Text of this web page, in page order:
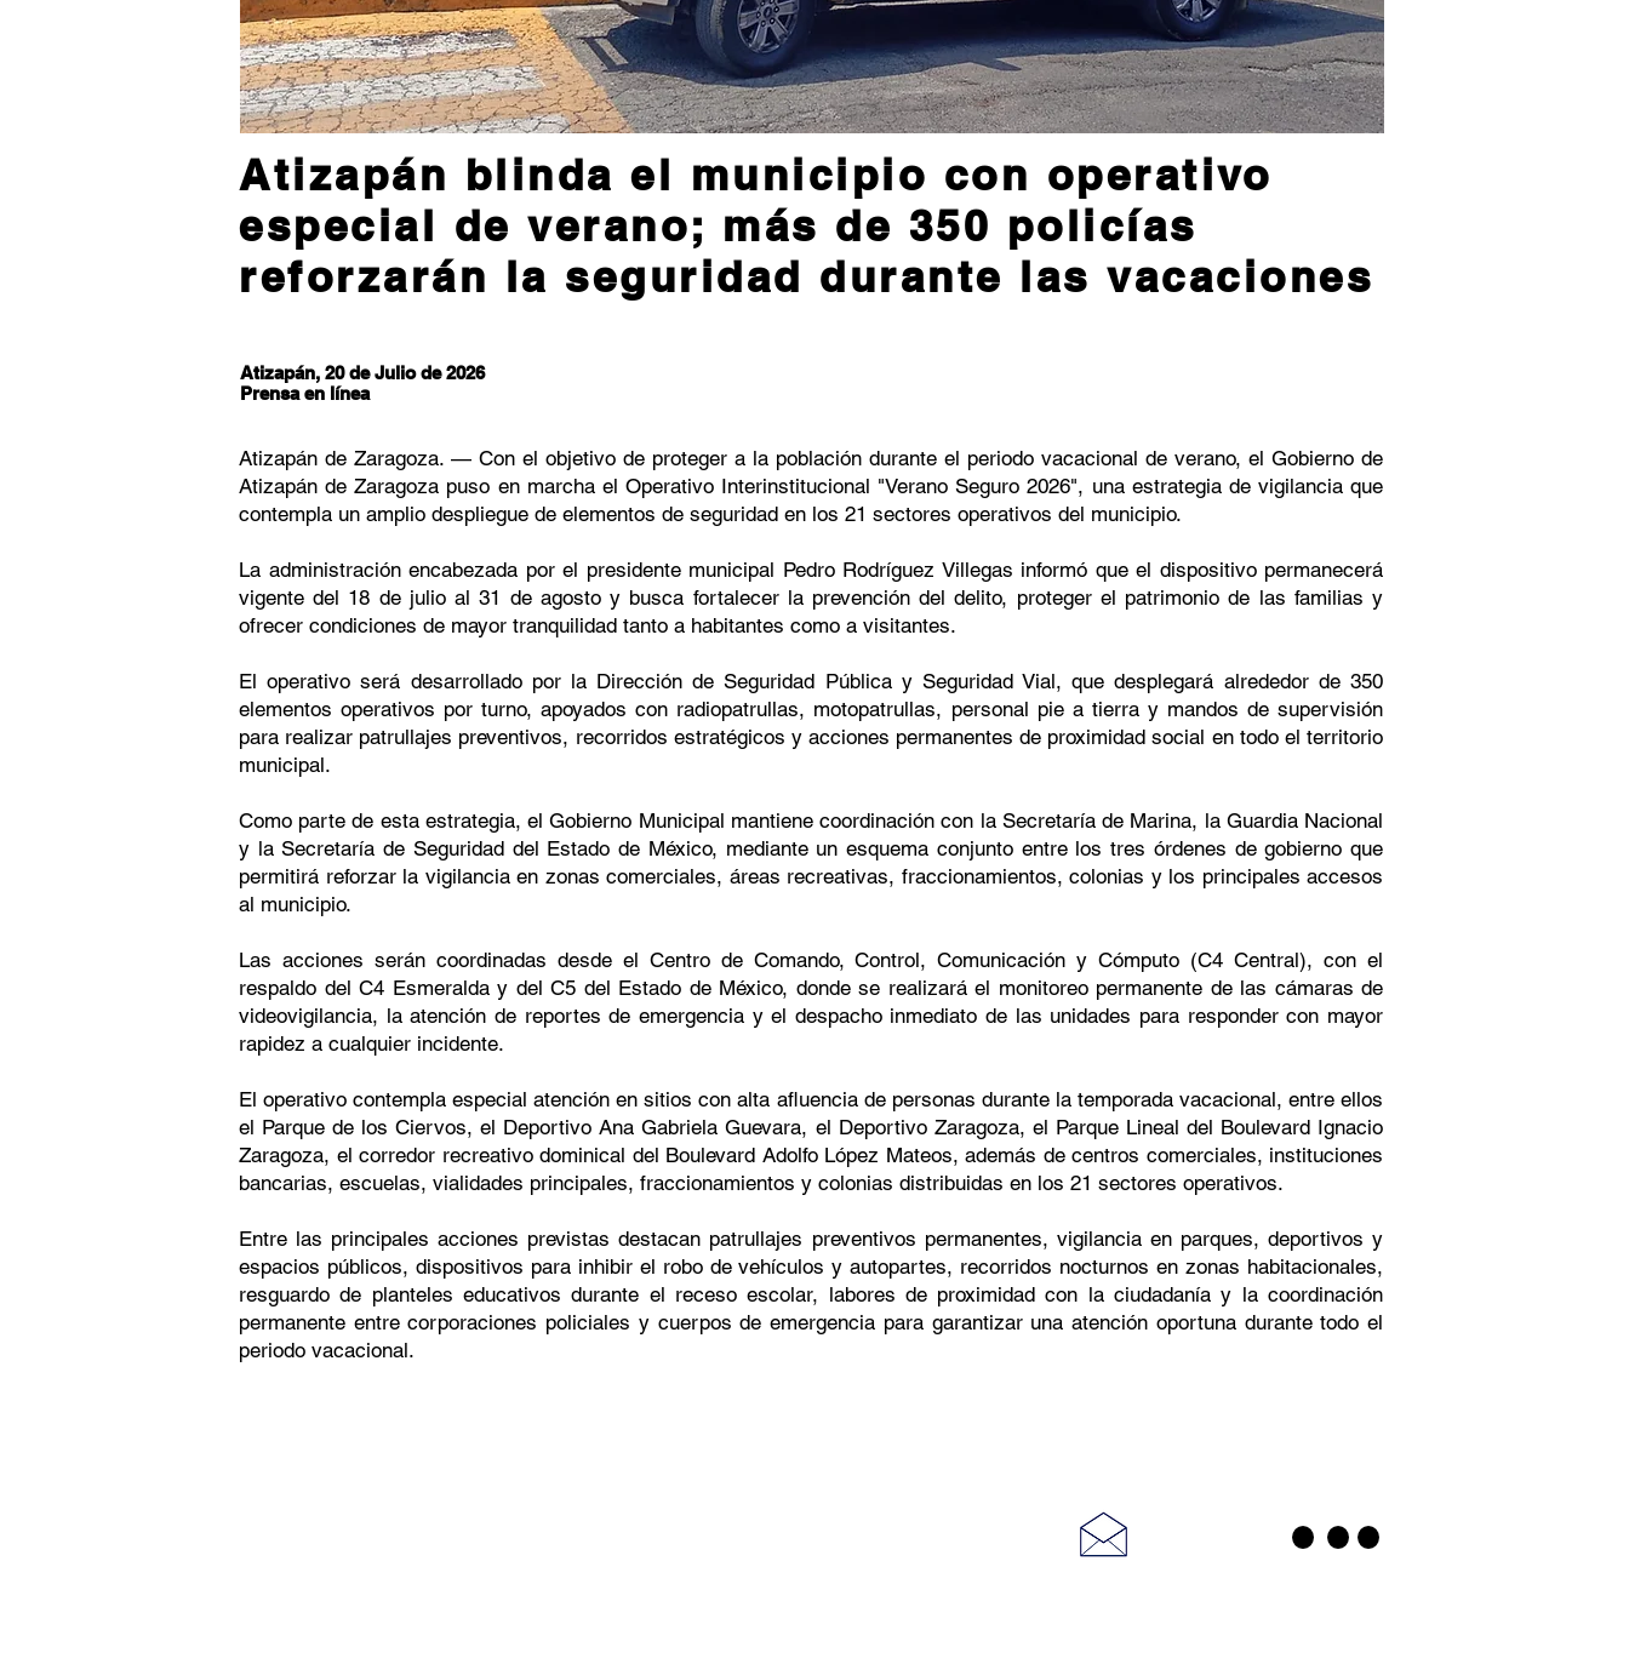
Atizapán blinda el municipio con operativo
especial de verano; más de 350 policías
reforzarán la seguridad durante las vacaciones
Atizapán, 20 de Julio de 2026
Prensa en línea
Atizapán de Zaragoza. — Con el objetivo de proteger a la población durante el periodo vacacional de verano, el Gobierno de
Atizapán de Zaragoza puso en marcha el Operativo Interinstitucional "Verano Seguro 2026", una estrategia de vigilancia que
contempla un amplio despliegue de elementos de seguridad en los 21 sectores operativos del municipio.
La administración encabezada por el presidente municipal Pedro Rodríguez Villegas informó que el dispositivo permanecerá
vigente del 18 de julio al 31 de agosto y busca fortalecer la prevención del delito, proteger el patrimonio de las familias y
ofrecer condiciones de mayor tranquilidad tanto a habitantes como a visitantes.
El operativo será desarrollado por la Dirección de Seguridad Pública y Seguridad Vial, que desplegará alrededor de 350
elementos operativos por turno, apoyados con radiopatrullas, motopatrullas, personal pie a tierra y mandos de supervisión
para realizar patrullajes preventivos, recorridos estratégicos y acciones permanentes de proximidad social en todo el territorio
municipal.
Como parte de esta estrategia, el Gobierno Municipal mantiene coordinación con la Secretaría de Marina, la Guardia Nacional
y la Secretaría de Seguridad del Estado de México, mediante un esquema conjunto entre los tres órdenes de gobierno que
permitirá reforzar la vigilancia en zonas comerciales, áreas recreativas, fraccionamientos, colonias y los principales accesos
al municipio.
Las acciones serán coordinadas desde el Centro de Comando, Control, Comunicación y Cómputo (C4 Central), con el
respaldo del C4 Esmeralda y del C5 del Estado de México, donde se realizará el monitoreo permanente de las cámaras de
videovigilancia, la atención de reportes de emergencia y el despacho inmediato de las unidades para responder con mayor
rapidez a cualquier incidente.
El operativo contempla especial atención en sitios con alta afluencia de personas durante la temporada vacacional, entre ellos
el Parque de los Ciervos, el Deportivo Ana Gabriela Guevara, el Deportivo Zaragoza, el Parque Lineal del Boulevard Ignacio
Zaragoza, el corredor recreativo dominical del Boulevard Adolfo López Mateos, además de centros comerciales, instituciones
bancarias, escuelas, vialidades principales, fraccionamientos y colonias distribuidas en los 21 sectores operativos.
Entre las principales acciones previstas destacan patrullajes preventivos permanentes, vigilancia en parques, deportivos y
espacios públicos, dispositivos para inhibir el robo de vehículos y autopartes, recorridos nocturnos en zonas habitacionales,
resguardo de planteles educativos durante el receso escolar, labores de proximidad con la ciudadanía y la coordinación
permanente entre corporaciones policiales y cuerpos de emergencia para garantizar una atención oportuna durante todo el
periodo vacacional.